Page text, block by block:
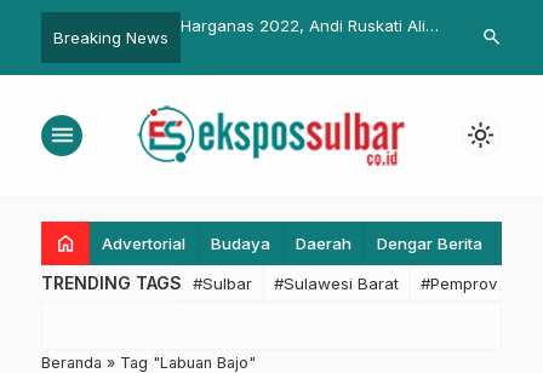
Breaking News
SMSI Terus Tolak
yang Potensial
Harganas 2022, Andi Ruskati Ali
Satyalencana Wira Karya dari
Tiga
Setkab
search
menu light_mode
home Advertorial Budaya Daerah Dengar Berita
TRENDING TAGS #Sulbar #Sulawesi Barat #Pemprov
Beranda » Tag "Labuan Bajo"